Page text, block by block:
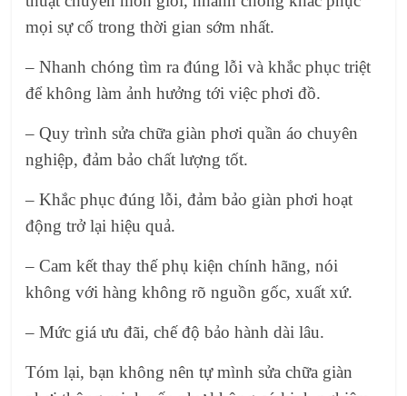
mọi sự cố trong thời gian sớm nhất.
– Nhanh chóng tìm ra đúng lỗi và khắc phục triệt
để không làm ảnh hưởng tới việc phơi đồ.
– Quy trìnhsửa chữa giàn phơi quần áo chuyên
nghiệp, đảm bảo chất lượng tốt.
– Khắc phục đúng lỗi, đảm bảo giàn phơi hoạt
động trở lại hiệu quả.
– Cam kết thay thế phụ kiện chính hãng, nói
không với hàng không rõ nguồn gốc, xuất xứ.
– Mức giá ưu đãi, chế độ bảo hành dài lâu.
Tóm lại, bạn không nên tự mìnhsửa chữa giàn